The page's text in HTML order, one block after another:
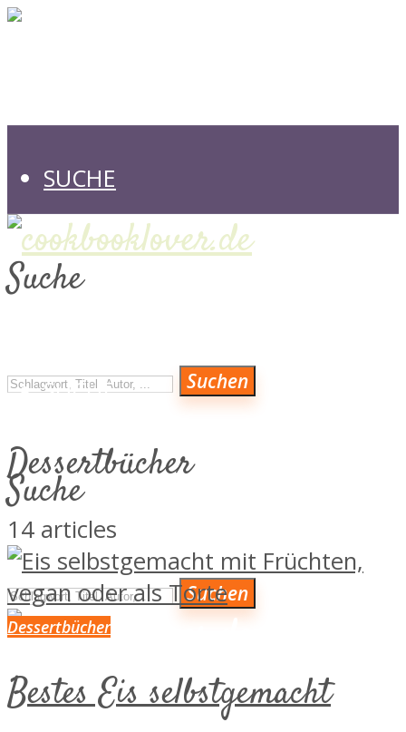
SUCHE
Suche
Suchen
KULINARISCH AUF REISEN
MAGAZIN & NEWS
ÜBER MICH
LINKS VON HERZEN
VERLAGE
SUCHE
Suche
Suchen
VERLAGE
Dessertbücher
14 articles
Dessertbücher
Bestes Eis selbstgemacht